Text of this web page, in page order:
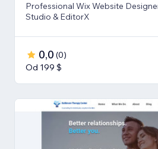
Professional Wix Website
Studio & EditorX
0,0 (0)
Od 199 $